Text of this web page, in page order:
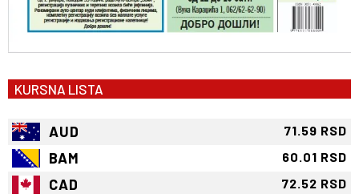
KURSNA LISTA
AUD 71.59 RSD
BAM 60.01 RSD
CAD 72.52 RSD